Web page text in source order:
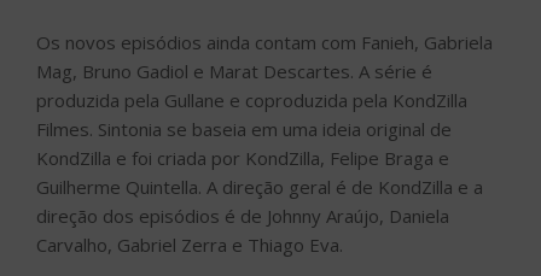
Os novos episódios ainda contam com Fanieh, Gabriela
Mag, Bruno Gadiol e Marat Descartes. A série é
produzida pela Gullane e coproduzida pela KondZilla
Filmes. Sintonia se baseia em uma ideia original de
KondZilla e foi criada por KondZilla, Felipe Braga e
Guilherme Quintella. A direção geral é de KondZilla e a
direção dos episódios é de Johnny Araújo, Daniela
Carvalho, Gabriel Zerra e Thiago Eva.